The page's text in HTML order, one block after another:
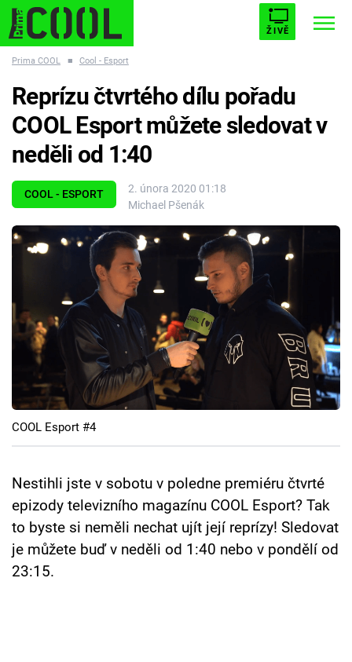
ŽIVĚ
ESCAPE PLNEJ KOTEL AVENGERS 5
Témata
Filmy
Seriály
Hry
Cool Esport
Pořady
TV Program
Sledujte prima+
Přihlášení
Prima COOL ■ Cool - Esport
COOL - ESPORT
2. února 2020 01:18
Michael Pšenák
Reprízu čtvrtého dílu pořadu
COOL Esport můžete sledovat v
neděli od 1:40
COOL Esport #4
Nestihli jste v sobotu v poledne premiéru čtvrté
epizody televizního magazínu COOL Esport? Tak
to byste si neměli nechat ujít její reprízy! Sledovat
je můžete buď v neděli od 1:40 nebo v pondělí od
23:15.